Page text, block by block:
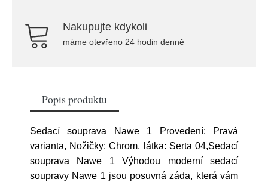
Nakupujte kdykoli
máme otevřeno 24 hodin denně
Popis produktu
Sedací souprava Nawe 1 Provedení: Pravá
varianta, Nožičky: Chrom, látka: Serta 04,Sedací
souprava Nawe 1 Výhodou moderní sedací
soupravy Nawe 1 jsou posuvná záda, která vám